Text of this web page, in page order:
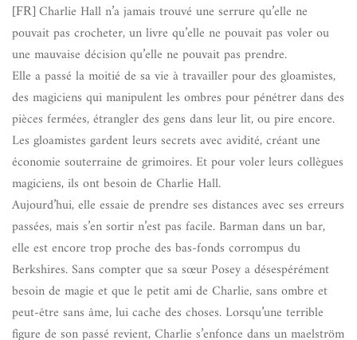
[FR] Charlie Hall n’a jamais trouvé une serrure qu’elle ne
pouvait pas crocheter, un livre qu’elle ne pouvait pas voler ou
une mauvaise décision qu’elle ne pouvait pas prendre.
Elle a passé la moitié de sa vie à travailler pour des gloamistes,
des magiciens qui manipulent les ombres pour pénétrer dans des
pièces fermées, étrangler des gens dans leur lit, ou pire encore.
Les gloamistes gardent leurs secrets avec avidité, créant une
économie souterraine de grimoires. Et pour voler leurs collègues
magiciens, ils ont besoin de Charlie Hall.
Aujourd’hui, elle essaie de prendre ses distances avec ses erreurs
passées, mais s’en sortir n’est pas facile. Barman dans un bar,
elle est encore trop proche des bas-fonds corrompus du
Berkshires. Sans compter que sa sœur Posey a désespérément
besoin de magie et que le petit ami de Charlie, sans ombre et
peut-être sans âme, lui cache des choses. Lorsqu’une terrible
figure de son passé revient, Charlie s’enfonce dans un maelström